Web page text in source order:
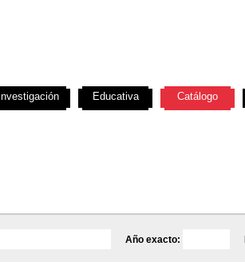
Año exacto:
Investigación Educativa Catálogo